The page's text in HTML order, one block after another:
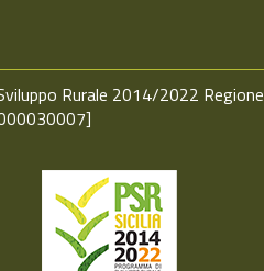
Rurale 2014/2022